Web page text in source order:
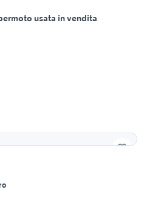
usata in vendita